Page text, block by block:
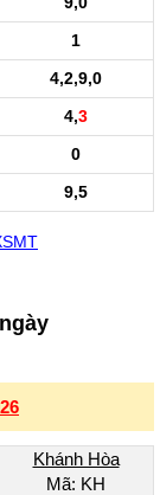
1
4,2,9,0
4,3
0
9,5
Khánh Hòa
Mã: KH